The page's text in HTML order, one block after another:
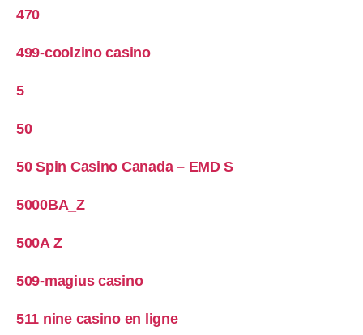
470
499-coolzino casino
5
50
50 Spin Casino Canada – EMD S
5000BA_Z
500A Z
509-magius casino
511 nine casino en ligne